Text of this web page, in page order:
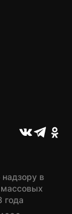
в
года